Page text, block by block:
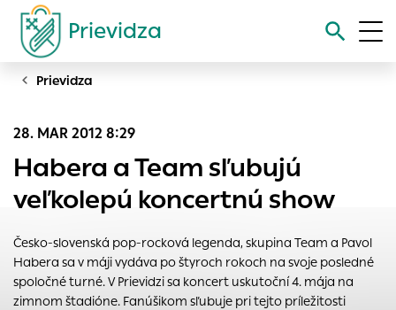
Prievidza
Vyhľadávanie
Prievidza
28. MAR 2012 8:29
Habera a Team sľubujú
veľkolepú koncertnú show
Česko-slovenská pop-rocková legenda, skupina Team a Pavol
Habera sa v máji vydáva po štyroch rokoch na svoje posledné
spoločné turné. V Prievidzi sa koncert uskutoční 4. mája na
zimnom štadióne. Fanúšikom sľubuje pri tejto príležitosti
Nastavenie cookies
Cookies sú malé súbory, do ktorých webové stránky môžu
ukladať informácie o vašej aktivite a preferenciách.
zapamätoval Vaše prihlásenie alebo aby sa uložila Vaša
voľba v tomto okne.
Vyberte úroveň cookies, ktorú chcete povoliť